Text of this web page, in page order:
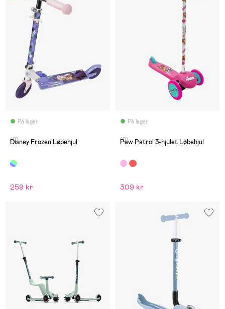
På lager
(0)
Disney Frozen Løbehjul
259 kr
På lager
(0)
Paw Patrol 3-hjulet Løbehjul
309 kr